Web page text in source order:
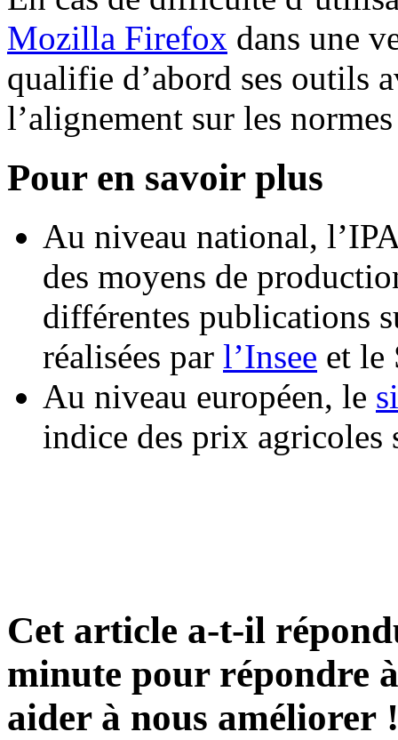
Mozilla Firefox dans une
qualifie d’abord ses outils
l’alignement sur les
Pour en savoir plus
Au niveau national,
des moyens de
différentes publications
réalisées par l’Insee et le
Au niveau européen, le
indice des prix agricoles
Cet article a-t-il
minute pour répondre
aider à nous améliorer !